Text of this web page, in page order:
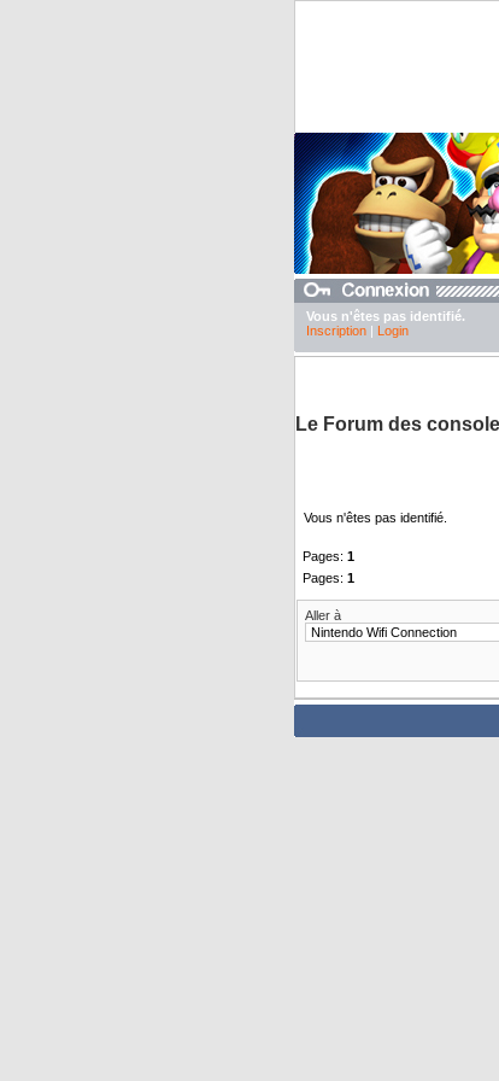
Vous n'êtes pas identifié.
Inscription| Login
Le Forum des
Vous n'êtes pas identifié.
Pages: 1
Pages: 1
Aller à